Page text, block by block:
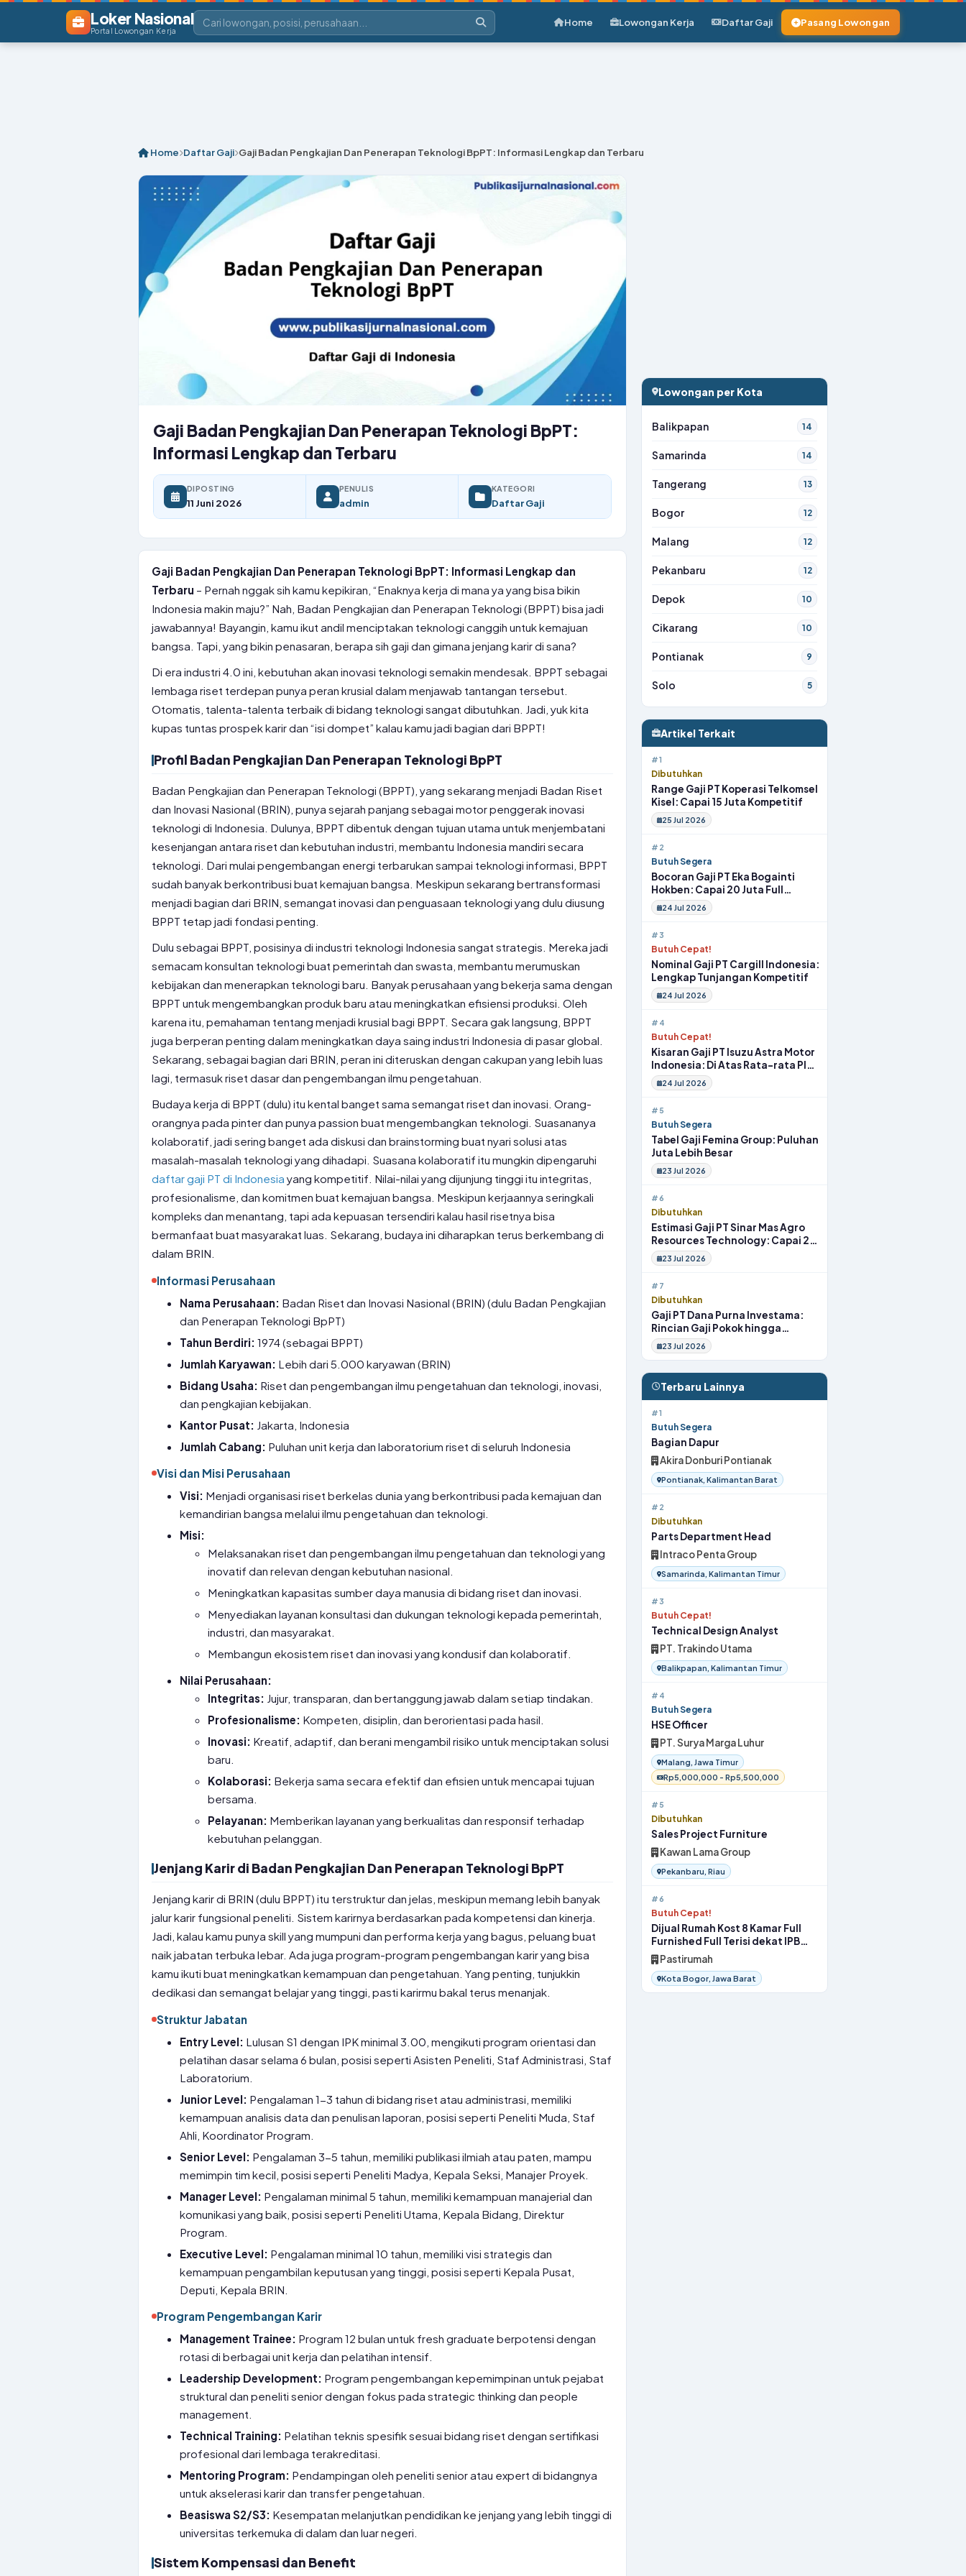
Loker Nasional
Portal Lowongan Kerja
Home Lowongan Kerja Daftar Gaji Pasang Lowongan
Home Daftar Gaji Gaji Badan Pengkajian Dan Penerapan Teknologi BpPT: Informasi Lengkap dan Terbaru
Gaji Badan Pengkajian Dan Penerapan Teknologi BpPT:
Informasi Lengkap dan Terbaru
DIPOSTING
11 Juni 2026
PENULIS
admin
KATEGORI
Daftar Gaji
Gaji Badan Pengkajian Dan Penerapan Teknologi BpPT: Informasi Lengkap dan
Terbaru – Pernah nggak sih kamu kepikiran, “Enaknya kerja di mana ya yang bisa bikin
Indonesia makin maju?” Nah, Badan Pengkajian dan Penerapan Teknologi (BPPT) bisa jadi
jawabannya! Bayangin, kamu ikut andil menciptakan teknologi canggih untuk kemajuan
bangsa. Tapi, yang bikin penasaran, berapa sih gaji dan gimana jenjang karir di sana?
Di era industri 4.0 ini, kebutuhan akan inovasi teknologi semakin mendesak. BPPT sebagai
lembaga riset terdepan punya peran krusial dalam menjawab tantangan tersebut.
Otomatis, talenta-talenta terbaik di bidang teknologi sangat dibutuhkan. Jadi, yuk kita
kupas tuntas prospek karir dan “isi dompet” kalau kamu jadi bagian dari BPPT!
Profil Badan Pengkajian Dan Penerapan Teknologi BpPT
Badan Pengkajian dan Penerapan Teknologi (BPPT), yang sekarang menjadi Badan Riset
dan Inovasi Nasional (BRIN), punya sejarah panjang sebagai motor penggerak inovasi
teknologi di Indonesia. Dulunya, BPPT dibentuk dengan tujuan utama untuk menjembatani
kesenjangan antara riset dan kebutuhan industri, membantu Indonesia mandiri secara
teknologi. Dari mulai pengembangan energi terbarukan sampai teknologi informasi, BPPT
sudah banyak berkontribusi buat kemajuan bangsa. Meskipun sekarang bertransformasi
menjadi bagian dari BRIN, semangat inovasi dan penguasaan teknologi yang dulu diusung
BPPT tetap jadi fondasi penting.
Dulu sebagai BPPT, posisinya di industri teknologi Indonesia sangat strategis. Mereka jadi
semacam konsultan teknologi buat pemerintah dan swasta, membantu merumuskan
kebijakan dan menerapkan teknologi baru. Banyak perusahaan yang bekerja sama dengan
BPPT untuk mengembangkan produk baru atau meningkatkan efisiensi produksi. Oleh
karena itu, pemahaman tentang menjadi krusial bagi BPPT. Secara gak langsung, BPPT
juga berperan penting dalam meningkatkan daya saing industri Indonesia di pasar global.
Sekarang, sebagai bagian dari BRIN, peran ini diteruskan dengan cakupan yang lebih luas
lagi, termasuk riset dasar dan pengembangan ilmu pengetahuan.
Budaya kerja di BPPT (dulu) itu kental banget sama semangat riset dan inovasi. Orang-
orangnya pada pinter dan punya passion buat mengembangkan teknologi. Suasananya
kolaboratif, jadi sering banget ada diskusi dan brainstorming buat nyari solusi atas
masalah-masalah teknologi yang dihadapi. Suasana kolaboratif itu mungkin dipengaruhi
daftar gaji PT di Indonesia yang kompetitif. Nilai-nilai yang dijunjung tinggi itu integritas,
profesionalisme, dan komitmen buat kemajuan bangsa. Meskipun kerjaannya seringkali
kompleks dan menantang, tapi ada kepuasan tersendiri kalau hasil risetnya bisa
bermanfaat buat masyarakat luas. Sekarang, budaya ini diharapkan terus berkembang di
dalam BRIN.
Informasi Perusahaan
Nama Perusahaan: Badan Riset dan Inovasi Nasional (BRIN) (dulu Badan Pengkajian
dan Penerapan Teknologi BpPT)
Tahun Berdiri: 1974 (sebagai BPPT)
Jumlah Karyawan: Lebih dari 5.000 karyawan (BRIN)
Bidang Usaha: Riset dan pengembangan ilmu pengetahuan dan teknologi, inovasi,
dan pengkajian kebijakan.
Kantor Pusat: Jakarta, Indonesia
Jumlah Cabang: Puluhan unit kerja dan laboratorium riset di seluruh Indonesia
Visi dan Misi Perusahaan
Visi: Menjadi organisasi riset berkelas dunia yang berkontribusi pada kemajuan dan
kemandirian bangsa melalui ilmu pengetahuan dan teknologi.
Misi:
Melaksanakan riset dan pengembangan ilmu pengetahuan dan teknologi yang
inovatif dan relevan dengan kebutuhan nasional.
Meningkatkan kapasitas sumber daya manusia di bidang riset dan inovasi.
Menyediakan layanan konsultasi dan dukungan teknologi kepada pemerintah,
industri, dan masyarakat.
Membangun ekosistem riset dan inovasi yang kondusif dan kolaboratif.
Nilai Perusahaan:
Integritas: Jujur, transparan, dan bertanggung jawab dalam setiap tindakan.
Profesionalisme: Kompeten, disiplin, dan berorientasi pada hasil.
Inovasi: Kreatif, adaptif, dan berani mengambil risiko untuk menciptakan solusi
baru.
Kolaborasi: Bekerja sama secara efektif dan efisien untuk mencapai tujuan
bersama.
Pelayanan: Memberikan layanan yang berkualitas dan responsif terhadap
kebutuhan pelanggan.
Jenjang Karir di Badan Pengkajian Dan Penerapan Teknologi BpPT
Jenjang karir di BRIN (dulu BPPT) itu terstruktur dan jelas, meskipun memang lebih banyak
jalur karir fungsional peneliti. Sistem karirnya berdasarkan pada kompetensi dan kinerja.
Jadi, kalau kamu punya skill yang mumpuni dan performa kerja yang bagus, peluang buat
naik jabatan terbuka lebar. Ada juga program-program pengembangan karir yang bisa
kamu ikuti buat meningkatkan kemampuan dan pengetahuan. Yang penting, tunjukkin
dedikasi dan semangat belajar yang tinggi, pasti karirmu bakal terus menanjak.
Struktur Jabatan
Entry Level: Lulusan S1 dengan IPK minimal 3.00, mengikuti program orientasi dan
pelatihan dasar selama 6 bulan, posisi seperti Asisten Peneliti, Staf Administrasi, Staf
Laboratorium.
Junior Level: Pengalaman 1-3 tahun di bidang riset atau administrasi, memiliki
kemampuan analisis data dan penulisan laporan, posisi seperti Peneliti Muda, Staf
Ahli, Koordinator Program.
Senior Level: Pengalaman 3-5 tahun, memiliki publikasi ilmiah atau paten, mampu
memimpin tim kecil, posisi seperti Peneliti Madya, Kepala Seksi, Manajer Proyek.
Manager Level: Pengalaman minimal 5 tahun, memiliki kemampuan manajerial dan
komunikasi yang baik, posisi seperti Peneliti Utama, Kepala Bidang, Direktur
Program.
Executive Level: Pengalaman minimal 10 tahun, memiliki visi strategis dan
kemampuan pengambilan keputusan yang tinggi, posisi seperti Kepala Pusat,
Deputi, Kepala BRIN.
Program Pengembangan Karir
Management Trainee: Program 12 bulan untuk fresh graduate berpotensi dengan
rotasi di berbagai unit kerja dan pelatihan intensif.
Leadership Development: Program pengembangan kepemimpinan untuk pejabat
struktural dan peneliti senior dengan fokus pada strategic thinking dan people
management.
Technical Training: Pelatihan teknis spesifik sesuai bidang riset dengan sertifikasi
profesional dari lembaga terakreditasi.
Mentoring Program: Pendampingan oleh peneliti senior atau expert di bidangnya
untuk akselerasi karir dan transfer pengetahuan.
Beasiswa S2/S3: Kesempatan melanjutkan pendidikan ke jenjang yang lebih tinggi di
universitas terkemuka di dalam dan luar negeri.
Sistem Kompensasi dan Benefit
Lowongan per Kota
Balikpapan 14
Samarinda 14
Tangerang 13
Bogor 12
Malang 12
Pekanbaru 12
Depok 10
Cikarang 10
Pontianak 9
Solo 5
Artikel Terkait
#1
Dibutuhkan
Range Gaji PT Koperasi Telkomsel
Kisel: Capai 15 Juta Kompetitif
25 Jul 2026
#2
Butuh Segera
Bocoran Gaji PT Eka Bogainti
Hokben: Capai 20 Juta Full
Benefit
24 Jul 2026
#3
Butuh Cepat!
Nominal Gaji PT Cargill Indonesia:
Lengkap Tunjangan Kompetitif
24 Jul 2026
#4
Butuh Cepat!
Kisaran Gaji PT Isuzu Astra Motor
Indonesia: Di Atas Rata-rata Plus
Fasilitas
24 Jul 2026
#5
Butuh Segera
Tabel Gaji Femina Group: Puluhan
Juta Lebih Besar
23 Jul 2026
#6
Dibutuhkan
Estimasi Gaji PT Sinar Mas Agro
Resources Technology: Capai 20
Juta Full Benefit
23 Jul 2026
#7
Dibutuhkan
Gaji PT Dana Purna Investama:
Rincian Gaji Pokok hingga
Fasilitas
23 Jul 2026
Terbaru Lainnya
#1
Butuh Segera
Bagian Dapur
Akira Donburi Pontianak
Pontianak, Kalimantan Barat
#2
Dibutuhkan
Parts Department Head
Intraco Penta Group
Samarinda, Kalimantan Timur
#3
Butuh Cepat!
Technical Design Analyst
PT. Trakindo Utama
Balikpapan, Kalimantan Timur
#4
Butuh Segera
HSE Officer
PT. Surya Marga Luhur
Malang, Jawa Timur
Rp5,000,000 - Rp5,500,000
#5
Dibutuhkan
Sales Project Furniture
Kawan Lama Group
Pekanbaru, Riau
#6
Butuh Cepat!
Dijual Rumah Kost 8 Kamar Full
Furnished Full Terisi dekat IPB
Bogor
Pastirumah
Kota Bogor, Jawa Barat